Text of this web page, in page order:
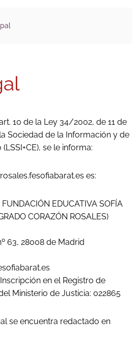
10 de la Ley 34/2002, de 11 de
Sociedad de la Información y de
se le informa:
es:
EDUCATIVA SOFÍA
CORAZÓN ROSALES)
63, 28008 de Madrid
en el Registro de
Ministerio de Justicia: 022865
se encuentra redactado en